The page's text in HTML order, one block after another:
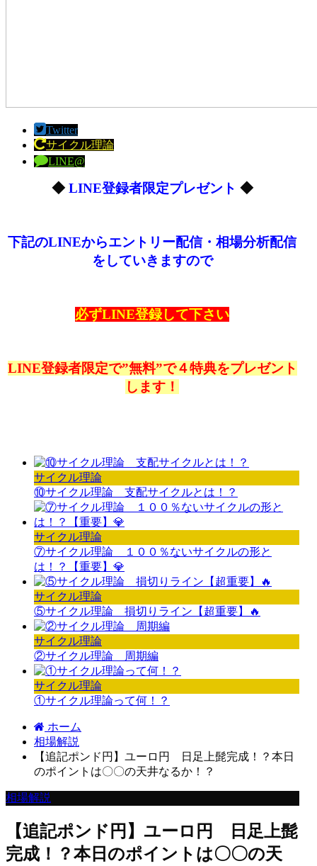
Twitter
サイクル理論
LINE@
◆ LINE登録者限定プレゼント ◆
下記のLINEからエントリー配信・相場分析配信
をしていきますので
必ずLINE登録して下さい
LINE登録者限定で”無料”で４特典をプレゼント
します！
サイクル理論
⑩サイクル理論 支配サイクルとは！？
サイクル理論
⑦サイクル理論 １００％ないサイクルの形と
は！？【重要】💎
サイクル理論
⑤サイクル理論 損切りライン【超重要】🔥
サイクル理論
②サイクル理論 周期編
サイクル理論
①サイクル理論って何！？
ホーム
相場解説
【追記ポンド円】ユーロ円 日足上髭完成！？本日
のポイントは〇〇の天井なるか！？
相場解説
【追記ポンド円】ユーロ円 日足上髭
完成！？本日のポイントは〇〇の天